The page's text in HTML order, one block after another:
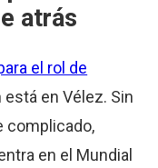
atrás
el rol de
está en Vélez. Sin
complicado,
en el Mundial